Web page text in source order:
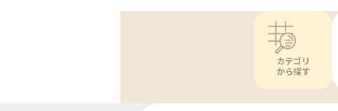
カテゴリ
から探す